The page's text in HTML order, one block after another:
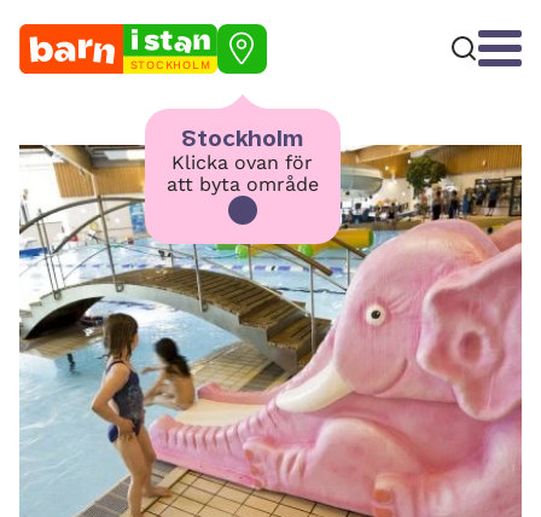
STOCKHOLM
Stockholm
Klicka ovan för
att byta område